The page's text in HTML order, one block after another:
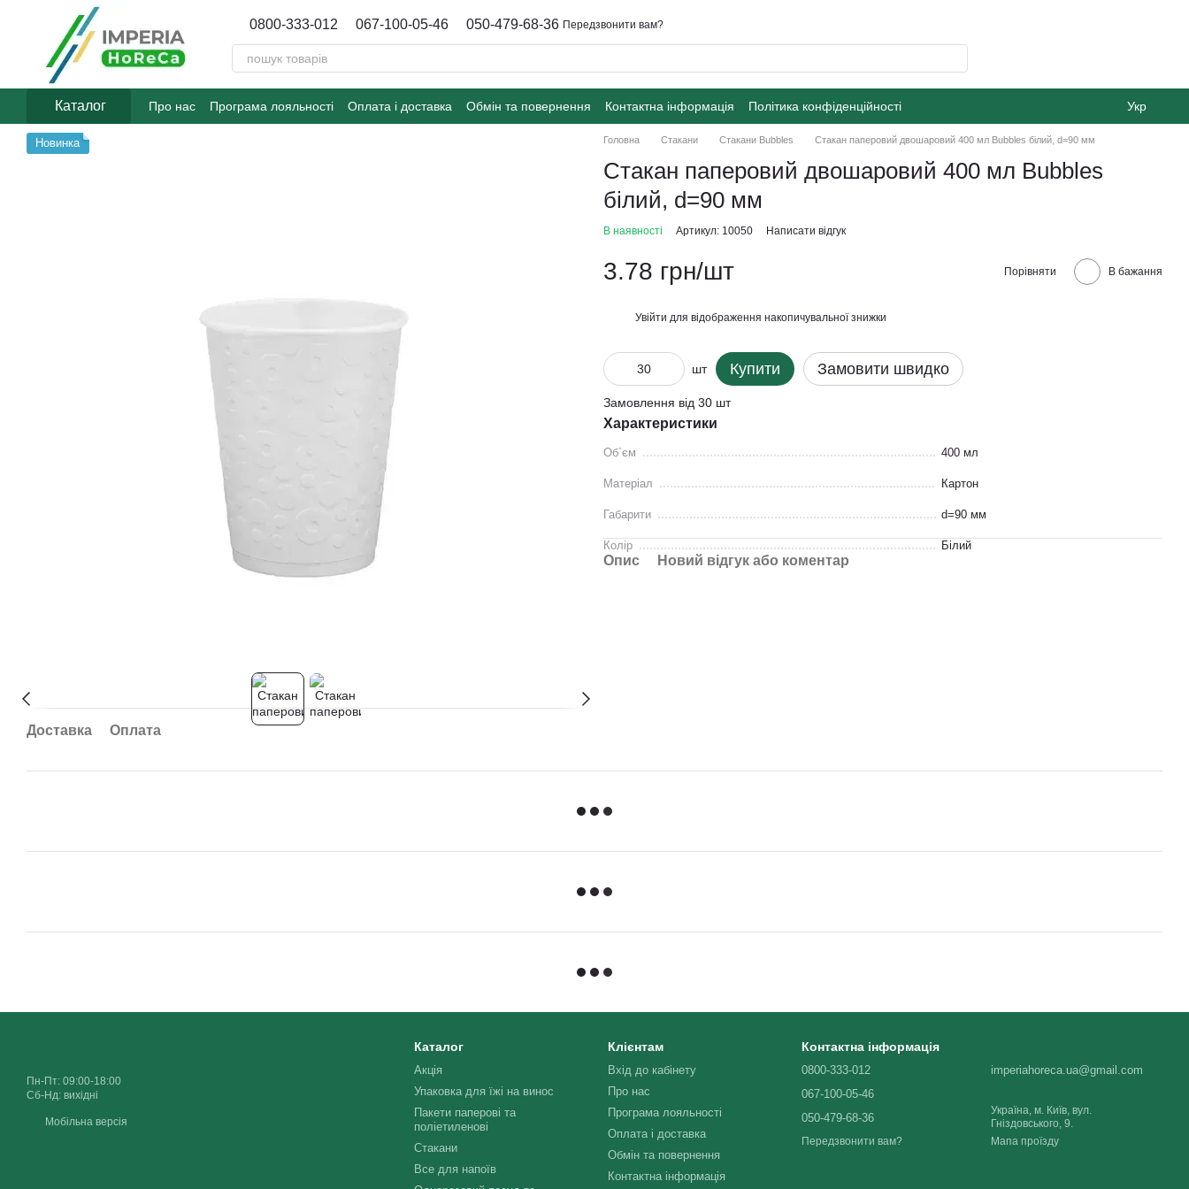
Перейти до основного контенту
0800-333-012 067-100-05-46 050-479-68-36 Передзвонити вам?
Каталог Про нас Програма лояльності Оплата і доставка Обмін та повернення Контактна інформація
Політика конфіденційності
Договір публічної оферти
Блог
Укр
Новинка
Доставка Оплата
Головна Стакани Стакани Bubbles Стакан паперовий двошаровий 400 мл Bubbles білий, d=90 мм
Стакан паперовий двошаровий 400 мл Bubbles
білий, d=90 мм
В наявності Артикул: 10050 Написати відгук
3.78 грн/шт Порівняти В бажання
Увійти для відображення накопичувальної знижки
шт Купити Замовити швидко
Замовлення від 30 шт
Характеристики
Об`єм 400 мл
Матеріал Картон
Габарити d=90 мм
Колір Білий
Опис Новий відгук або коментар
Пн-Пт: 09:00-18:00
Сб-Нд: вихідні
Мобільна версія
Каталог
Акція
Упаковка для їжі на винос
Пакети паперові та
поліетиленові
Стакани
Все для напоїв
Клієнтам
Вхід до кабінету
Про нас
Програма лояльності
Оплата і доставка
Обмін та повернення
Контактна інформація
Контактна інформація
0800-333-012
067-100-05-46
050-479-68-36
Передзвонити вам?
imperiahoreca.ua@gmail.com
Україна, м. Київ, вул.
Гніздовського, 9.
Мапа проїзду